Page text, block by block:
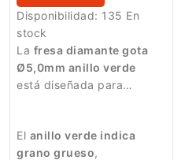
Disponibilidad: 135 En
stock
La fresa diamante gota
Ø5,0mm anillo verde
está diseñada para
superficie de la uña.
El anillo verde indica
grano grueso,